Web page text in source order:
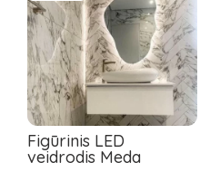
Figūrinis LED
veidrodis Meda